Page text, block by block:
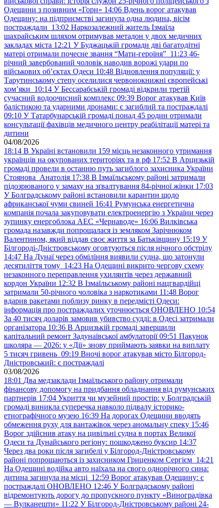
Одещини з позивним «Горн» 14:06 Вдень ворог атакував
Одещину: на підприємстві загинула одна людина, вісім
постраждали 13:02 Наркозалежний житель Ізмаїла
шахрайським шляхом отримував метадон у двох медичних
закладах міста 12:21 У Буджацькій громади дві багатодітні
матері отримали почесне звання “Мати-героїня” 11:23 46-
річний завербований чоловік наводив ворожі удари по
військових обʼєктах Одеси 10:48 Відновлення популяції: у
Тарутинському степу оселилися червонокнижні європейські
хом’яки 10:14 У Бессарабській громаді відкрили третій
сучасний водоочисний комплекс 09:39 Ворог атакував Київ
балістикою та ударними дронами: є загиблий та постраждалі
09:10 У Татарбунарській громаді понад 45 родин отримали
консультації фахівців медичного центру реабілітації матері та
дитини
04/08/2026
18:14 В Україні встановили 159 місць незаконного утримання
українців на окупованих територіях та в рф 17:52 В Арцизькій
громаді провели в останню путь загиблого захисника України
Стоянова Анатолія 17:38 В Ізмаїльському районі затримали
підозрюваного у замаху на зґвалтування 84-річної жінки 17:03
У Болградському районі встановили карантин щодо
африканської чуми свиней 16:41 Румунська енергетична
компанія почала закуповувати електроенергію з України через
зупинку енергоблока АЕС «Чернаводе» 16:06 Вилківська
громада назавжди попрощалася із земляком Зарічнюком
Валентином, який віддав своє життя за Батьківщину 15:19 У
Білгороді-Дністровському оговтуються після нічного обстрілу
14:47 На Дунаї через обміління виявили судна, що затонули
десятиліття тому 14:23 На Одещині викрито чергову схему
незаконного переправлення ухилянтів через державний
кордон України 12:32 В Ізмаїльському районі нацгвардійці
затримали 50-річного чоловіка з наркотиками 11:48 Ворог
вдарив ракетами поблизу ринку в передмісті Одеси:
інформація про постраждалих уточнюється ОНОВЛЕНО 10:54
За 40 тисяч доларів замовив убивство судді: в Одесі затримали
організатора 10:36 В Арцизькій громаді завершили
капітальний ремонт Задунаївської амбулаторії 09:51 Пакунок
школяра — 2026: у «Дії» знову приймають заявки на виплату
5 тисяч гривень 09:19 Вночі ворог атакував місто Білгород-
Дністровський: є постраждалі
03/08/2026
18:01 Два медзаклади Ізмаїльського району отримали
фінансову допомогу на придбання обладнання від румунських
партнерів 17:04 Укриття чи музейний простір: у Болградській
громаді виникла суперечка навколо підвалу історико-
етнографічного музею 16:39 На дорогах Одещини вводять
обмеження руху для вантажівок через аномальну спеку 15:46
Ворог здійснив атаку на цивільні судна в портах Великої
Одеси та Дунайського регіону: пошкоджено буксир 14:37
Через два роки після загибелі у Білгород-Дністровському
районі попрощаються із захисником Гриценком Сергієм 14:21
На Одещині водійка авто наїхала на свого однорічного сина:
дитина загинула на місці 12:59 Ворог атакував Одещину: є
постраждалі ОНОВЛЕНО 12:46 У Болградському районі
відремонтують дорогу до пропускного пункту «Виноградівка
— Вулканешти» 11:22 У Білгород-Дністровському районі 24-